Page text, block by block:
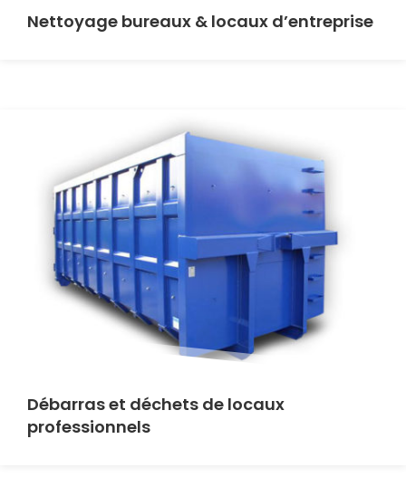
Nettoyage bureaux & locaux d’entreprise
Débarras et déchets de locaux
professionnels